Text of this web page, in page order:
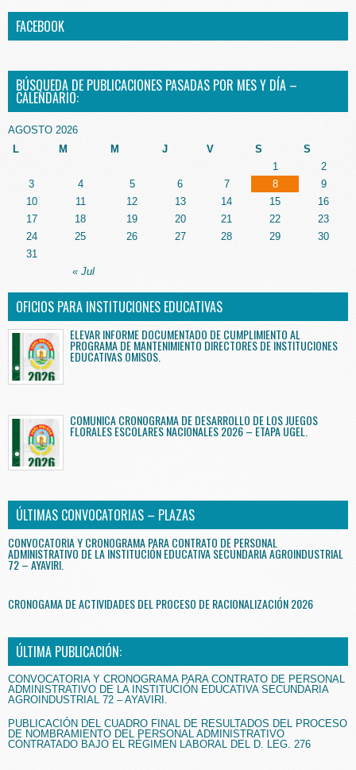
FACEBOOK
BÚSQUEDA DE PUBLICACIONES PASADAS POR MES Y DÍA –
CALENDARIO:
AGOSTO 2026
L
M M J V S S
« Jul
1
2
3
4 5 6 7 8
9
10
11 12 13 14 15
16
17
18 19 20 21 22
23
24
25 26 27 28 29
30
31
OFICIOS PARA INSTITUCIONES EDUCATIVAS
ELEVAR INFORME DOCUMENTADO DE CUMPLIMIENTO AL
PROGRAMA DE MANTENIMIENTO DIRECTORES DE INSTITUCIONES
EDUCATIVAS OMISOS.
COMUNICA CRONOGRAMA DE DESARROLLO DE LOS JUEGOS
FLORALES ESCOLARES NACIONALES 2026 – ETAPA UGEL.
ÚLTIMAS CONVOCATORIAS – PLAZAS
CONVOCATORIA Y CRONOGRAMA PARA CONTRATO DE PERSONAL
ADMINISTRATIVO DE LA INSTITUCIÓN EDUCATIVA SECUNDARIA AGROINDUSTRIAL
72 – AYAVIRI.
CRONOGAMA DE ACTIVIDADES DEL PROCESO DE RACIONALIZACIÓN 2026
ÚLTIMA PUBLICACIÓN:
CONVOCATORIA Y CRONOGRAMA PARA CONTRATO DE PERSONAL
ADMINISTRATIVO DE LA INSTITUCIÓN EDUCATIVA SECUNDARIA
AGROINDUSTRIAL 72 – AYAVIRI.
PUBLICACIÓN DEL CUADRO FINAL DE RESULTADOS DEL PROCESO
DE NOMBRAMIENTO DEL PERSONAL ADMINISTRATIVO
CONTRATADO BAJO EL RÉGIMEN LABORAL DEL D. LEG. 276